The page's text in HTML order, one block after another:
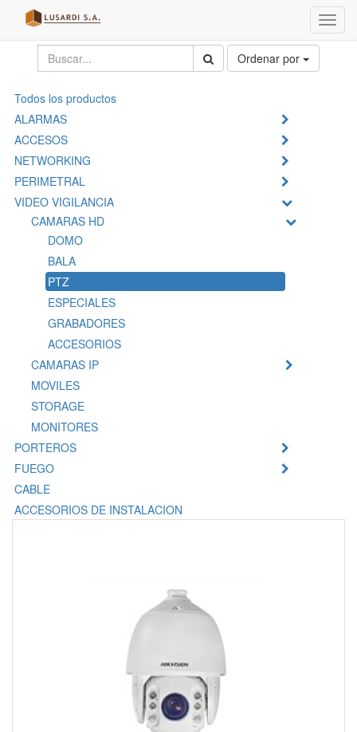
Menú
de
Ordenar por
Todos los productos
ALARMAS
ACCESOS
NETWORKING
PERIMETRAL
VIDEO VIGILANCIA
CAMARAS HD
DOMO
BALA
PTZ
ESPECIALES
GRABADORES
ACCESORIOS
CAMARAS IP
MOVILES
STORAGE
MONITORES
PORTEROS
FUEGO
CABLE
ACCESORIOS DE INSTALACION